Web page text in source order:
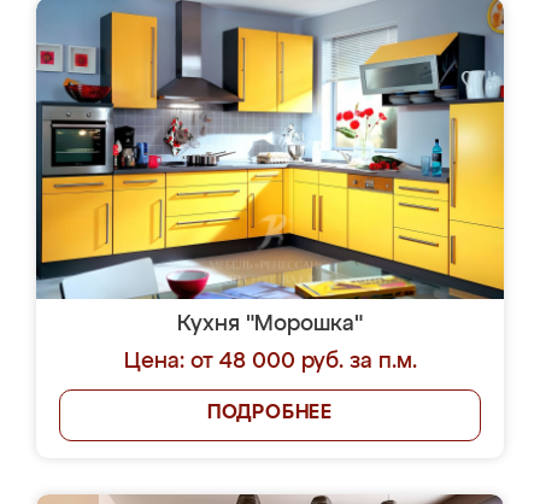
Кухня "Морошка"
Цена: от 48 000 руб. за п.м.
ПОДРОБНЕЕ